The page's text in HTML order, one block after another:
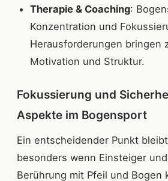
Therapie & Coaching:
Konzentration und
Herausforderungen bringen
Motivation und Struktur.
Fokussierung und
Aspekte im Bogensport
Ein entscheidender Punkt
besonders wenn Einsteiger
Berührung mit Pfeil und Bogen